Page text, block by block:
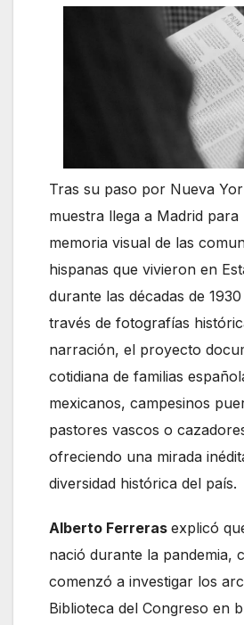
Tras su paso por Nueva
muestra llega a Madrid
memoria visual de las
hispanas que vivieron en
durante las décadas de
través de fotografías
narración, el proyecto
cotidiana de familias
mexicanos, campesinos
pastores vascos o
ofreciendo una mirada
diversidad histórica del país.
Alberto Ferreras explicó
nació durante la pandemia,
comenzó a investigar los
Biblioteca del Congreso en